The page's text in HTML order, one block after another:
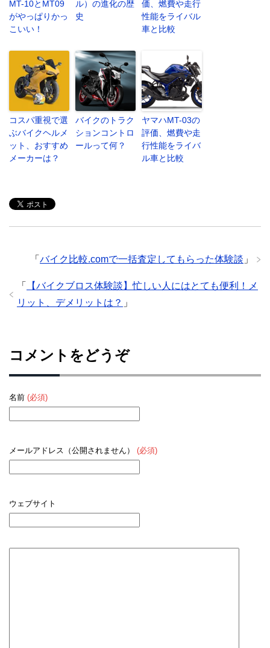
MT-10とMT09
がやっぱりかっ
こいい！
ル）の進化の歴
史
価、燃費や走行
性能をライバル
車と比較
コスパ重視で選
ぶバイクヘルメ
ット、おすすめ
メーカーは？
バイクのトラク
ションコントロ
ールって何？
ヤマハMT-03の
評価、燃費や走
行性能をライバ
ル車と比較
「 バイク比較.comで一括査定してもらった体験談 」
「
【バイクブロス体験談】忙しい人にはとても便利！メ
リット、デメリットは？ 」
コメントをどうぞ
名前 (必須)
メールアドレス（公開されません） (必須)
ウェブサイト